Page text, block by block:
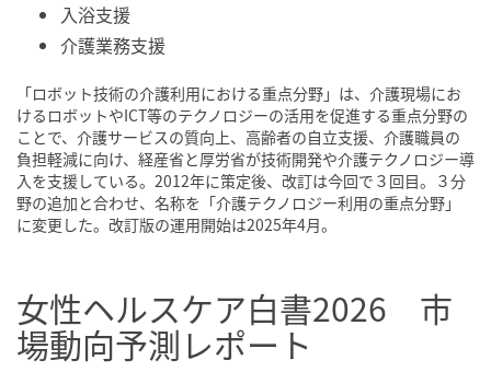
入浴支援
介護業務支援
「ロボット技術の介護利用における重点分野」は、介護現場にお
けるロボットやICT等のテクノロジーの活用を促進する重点分野の
ことで、介護サービスの質向上、高齢者の自立支援、介護職員の
負担軽減に向け、経産省と厚労省が技術開発や介護テクノロジー導
入を支援している。2012年に策定後、改訂は今回で３回目。３分
野の追加と合わせ、名称を「介護テクノロジー利用の重点分野」
に変更した。改訂版の運用開始は2025年4月。
女性ヘルスケア白書2026 市
場動向予測レポート